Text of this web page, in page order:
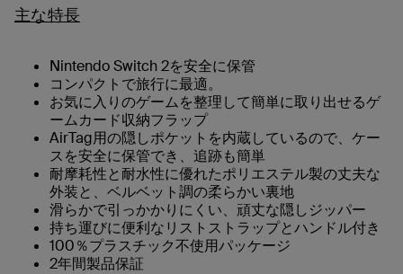
主な特長
Nintendo Switch 2を安全に保管
コンパクトで旅行に最適。
お気に入りのゲームを整理して簡単に取り出せるゲ
ームカード収納フラップ
AirTag用の隠しポケットを内蔵しているので、ケー
スを安全に保管でき、追跡も簡単
耐摩耗性と耐水性に優れたポリエステル製の丈夫な
外装と、ベルベット調の柔らかい裏地
滑らかで引っかかりにくい、頑丈な隠しジッパー
持ち運びに便利なリストストラップとハンドル付き
100％プラスチック不使用パッケージ
2年間製品保証